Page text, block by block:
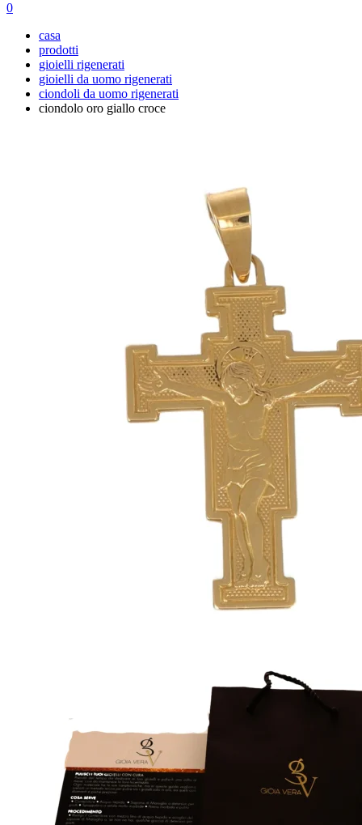
0
casa
prodotti
gioielli rigenerati
gioielli da uomo rigenerati
ciondoli da uomo rigenerati
ciondolo oro giallo croce